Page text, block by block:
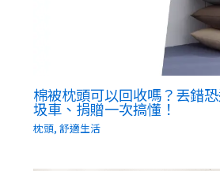
棉被枕頭可以回收嗎？丟錯
圾車、捐贈一次搞懂！
枕頭, 舒適生活